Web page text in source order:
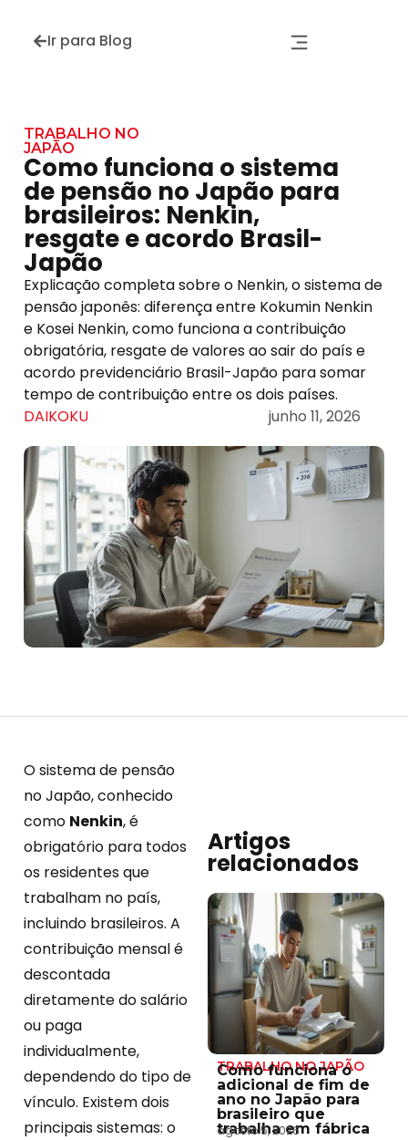
Ir para Blog
TRABALHO NO
JAPÃO
Como funciona o sistema
de pensão no Japão para
brasileiros: Nenkin,
resgate e acordo Brasil-
Japão
Explicação completa sobre o Nenkin, o sistema de
pensão japonês: diferença entre Kokumin Nenkin
e Kosei Nenkin, como funciona a contribuição
obrigatória, resgate de valores ao sair do país e
acordo previdenciário Brasil-Japão para somar
tempo de contribuição entre os dois países.
DAIKOKU
junho 11, 2026
O sistema de pensão
no Japão, conhecido
como Nenkin, é
obrigatório para todos
os residentes que
trabalham no país,
incluindo brasileiros. A
contribuição mensal é
descontada
diretamente do salário
ou paga
individualmente,
dependendo do tipo de
vínculo. Existem dois
principais sistemas: o
Artigos
relacionados
TRABALHO NO JAPÃO
Como funciona o
adicional de fim de
ano no Japão para
brasileiro que
trabalha em fábrica
agosto 5, 2026